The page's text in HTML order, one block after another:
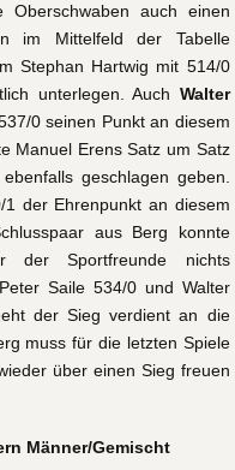
auch einen
im Mittelfeld der Tabelle
Stephan Hartwig mit 514/0
unterlegen. Auch Walter
0 seinen Punkt an diesem
Manuel Erens Satz um Satz
geschlagen geben.
der Ehrenpunkt an diesem
aus Berg konnte
der Sportfreunde nichts
Saile 534/0 und Walter
der Sieg verdient an die
muss für die letzten Spiele
über einen Sieg freuen
Männer/Gemischt